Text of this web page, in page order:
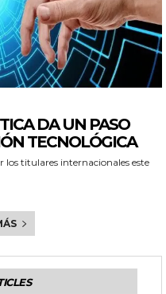
DA UN PASO
TECNOLÓGICA
titulares internacionales este